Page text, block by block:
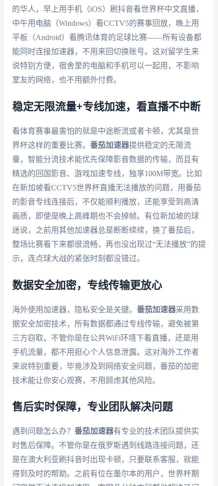
的华人，早上用手机（iOS）刷抖音看世界杯中文直播，
中午用电脑（Windows）看CCTV5的赛事回放，晚上用
平板（Android）看腾讯体育的足球比赛——所有设备都
能同时连接加速器，不用来回切换账号。这对留学生来
说特别方便，宿舍里的电脑和手机可以一起用，不影响
室友的网络，也不用额外付费。
稳定无限流量+专线加速，看直播不中断
看体育赛事最害怕的就是中途断流或者卡顿，尤其是世
界杯这样的重要比赛。 番茄加速器提供稳定的无限流
量，智能分流技术能优先保障影音数据的传输，而且有
精选的回国影音、游戏加速专线，独享100M带宽。比如
在新加坡看CCTV5世界杯直播无法播放的问题，用番茄
的影音专线连接后，不仅能顺利播放，还能享受到高清
画质，即使是晚上高峰期也不会掉帧。有位新加坡的球
迷说，之前用其他加速器总是断断续续，换了番茄后，
整场比赛看下来都很流畅，再也没出现过“无法播放”的提
示，连点球大战的紧张时刻都没错过。
数据安全加密，专线传输更放心
海外使用加速器，隐私安全是关键。 番茄加速器采用数
据安全加密技术，所有数据都通过专线传输，避免被第
三方窃取。不管你是在公共WiFi环境下看直播，还是用
手机流量，都不用担心个人信息泄露。这对海外工作者
来说特别重要，毕竟涉及到网络安全问题，番茄的加密
技术能让你安心观赛，不用顾虑其他风险。
售后实时保障，专业团队解决问题
遇到问题怎么办？ 番茄加速器有专业的技术团队提供实
时售后保障。不管你是在俄罗斯遇到线路连接问题，还
是在澳大利亚刷抖音时出现卡顿，只要联系客服，就能
得到及时的帮助。之前有位在墨尔本的用户，世界杯期